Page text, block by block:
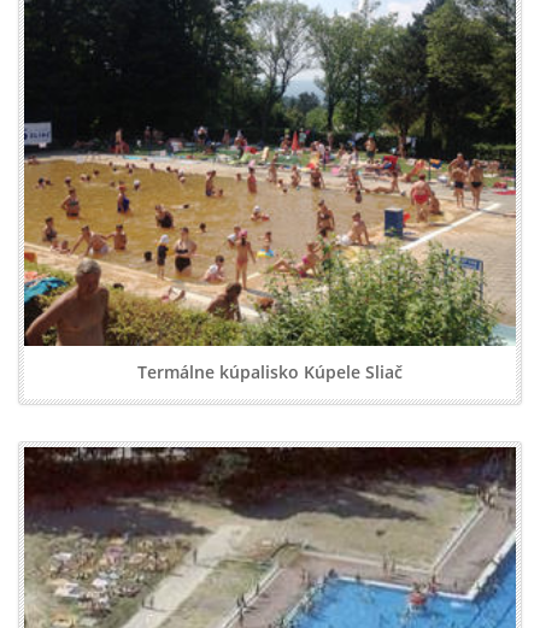
Termálne kúpalisko Kúpele Sliač